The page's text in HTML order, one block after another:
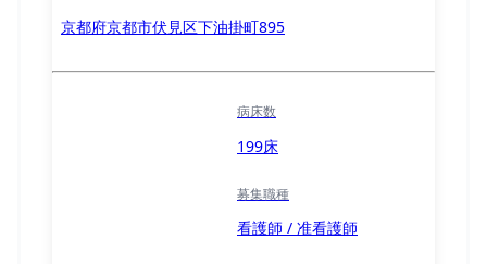
京都府京都市伏見区下油掛町895
病床数
199床
募集職種
看護師 / 准看護師